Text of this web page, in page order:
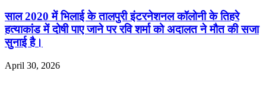
साल 2020 में भिलाई के तालपुरी इंटरनेशनल कॉलोनी के तिहरे
हत्याकांड में दोषी पाए जाने पर रवि शर्मा को अदालत ने मौत की सजा
सुनाई है।
April 30, 2026